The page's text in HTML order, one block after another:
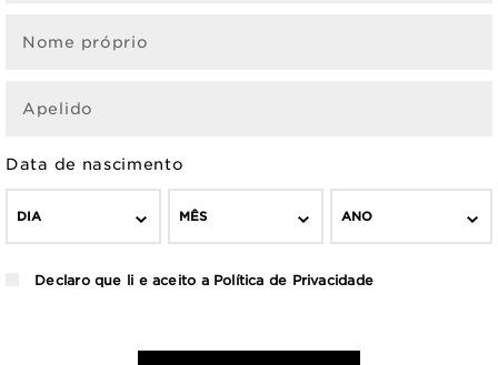
Nome próprio
Apelido
Data de nascimento
DIA MÊS ANO
Declaro que li e aceito a Política de Privacidade